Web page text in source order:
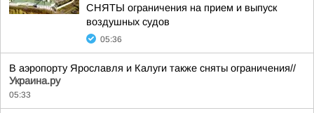
СНЯТЫ ограничения на прием и выпуск
воздушных судов
05:36
В аэропорту Ярославля и Калуги также сняты ограничения//
Украина.ру
05:33